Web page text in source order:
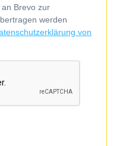
Brevo zur
werden
von